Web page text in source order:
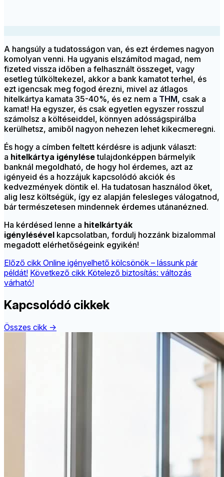
A hangsúly a tudatosságon van, és ezt érdemes nagyon
komolyan venni. Ha ugyanis elszámítod magad, nem
fizeted vissza időben a felhasznált összeget, vagy
esetleg túlköltekezel, akkor a bank kamatot terhel, és
ezt igencsak meg fogod érezni, mivel az átlagos
hitelkártya kamata 35-40%, és ez nem a THM, csak a
kamat! Ha egyszer, és csak egyetlen egyszer rosszul
számolsz a költéseiddel, könnyen adósságspirálba
kerülhetsz, amiből nagyon nehezen lehet kikecmeregni.
És hogy a címben feltett kérdésre is adjunk választ:
a hitelkártya igénylésetulajdonképpen bármelyik
banknál megoldható, de hogy hol érdemes, azt az
igényeid és a hozzájuk kapcsolódó akciók és
kedvezmények döntik el. Ha tudatosan használod őket,
alig lesz költségük, így ez alapján felesleges válogatnod,
bár természetesen mindennek érdemes utánanézned.
Ha kérdésed lenne a hitelkártyák
igénylésével kapcsolatban, fordulj hozzánk bizalommal
megadott elérhetőségeink egyikén!
Előző cikk Online igényelhető kölcsönök – lássunk pár
példát! Következő cikk Kötelező biztosítás: változás
várható!
Kapcsolódó cikkek
Összes cikk →